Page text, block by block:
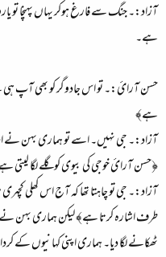
آزاد:۔ جنگ سے فارغ ہوکر یہاں پہنچا
ہے۔
حسن آرائ:۔ تو اس جادوگر کو بھی آپ ہی
ہے﴾
آزاد:۔ جی نہیں۔ اسے تو ہماری بہن نے
﴿حسن آرائ خوجی کی بیوی کو گلے لگا لیتی
آزاد:۔ جی تو چاہتا تھا کہ آج اس کھلی
طرف اشارہ کرتا ہے﴾ لیکن ہماری بہن نے
ٹھکانے لگا دیا۔ ہماری اپنی کہانیوں کے